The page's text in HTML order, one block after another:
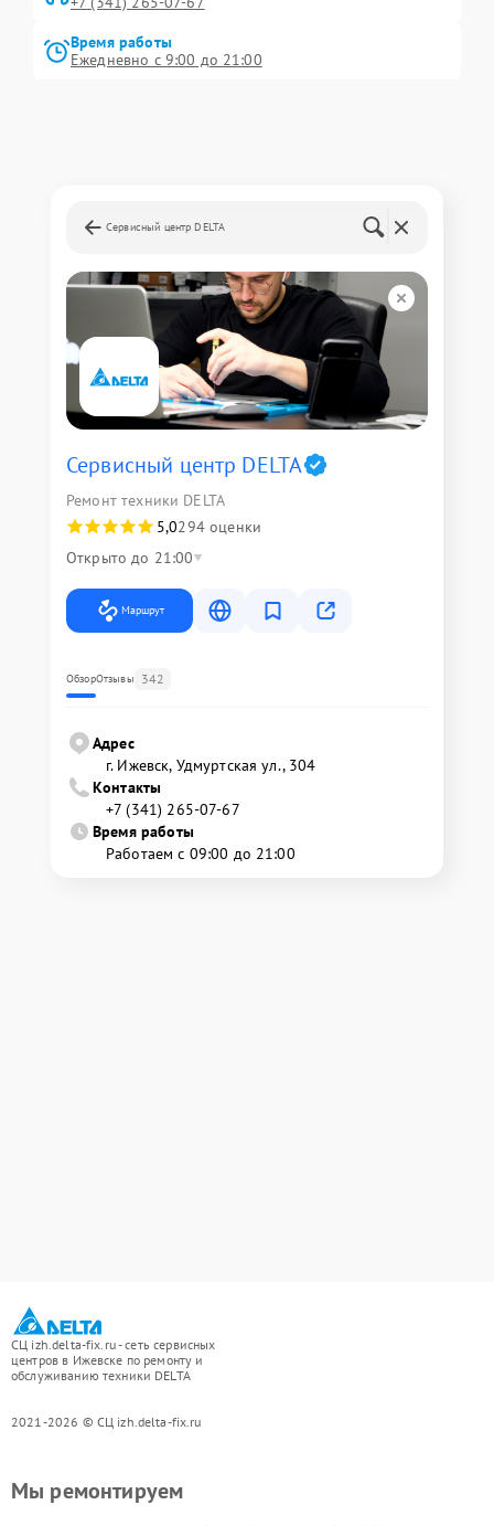
Время работы
Ежедневно с 9:00 до 21:00
Сервисный центр DELTA
Сервисный центр DELTA
Ремонт техники DELTA
5,0294 оценки
Открыто до 21:00
Маршрут
ОбзорОтзывы 342
Адрес
г. Ижевск, Удмуртская ул., 304
Контакты
+7 (341) 265-07-67
Время работы
Работаем с 09:00 до 21:00
СЦ izh.delta-fix.ru - сеть сервисных
центров в Ижевске по ремонту и
обслуживанию техники DELTA
2021-2026 © СЦ izh.delta-fix.ru
Мы ремонтируем